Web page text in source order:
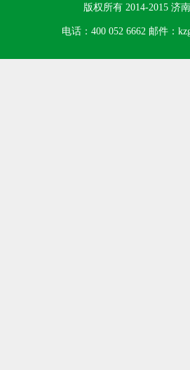
版权所有 2014-2015 济
电话：400 052 6662 邮件：